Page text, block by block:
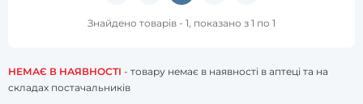
Знайдено товарів - 1, показано з 1 по 1
НЕМАЄ В НАЯВНОСТІ - товару немає в наявності в аптеці та на
складах постачальників